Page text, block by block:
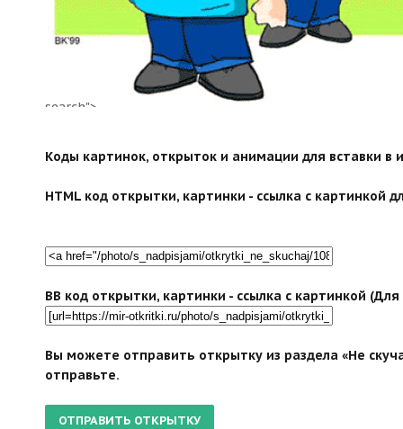
search">
Коды картинок, открыток и анимации для вставки в
HTML код открытки, картинки - ссылка с картинкой
BB код открытки, картинки - ссылка с картинкой
Вы можете отправить открытку из раздела «Не
отправьте.